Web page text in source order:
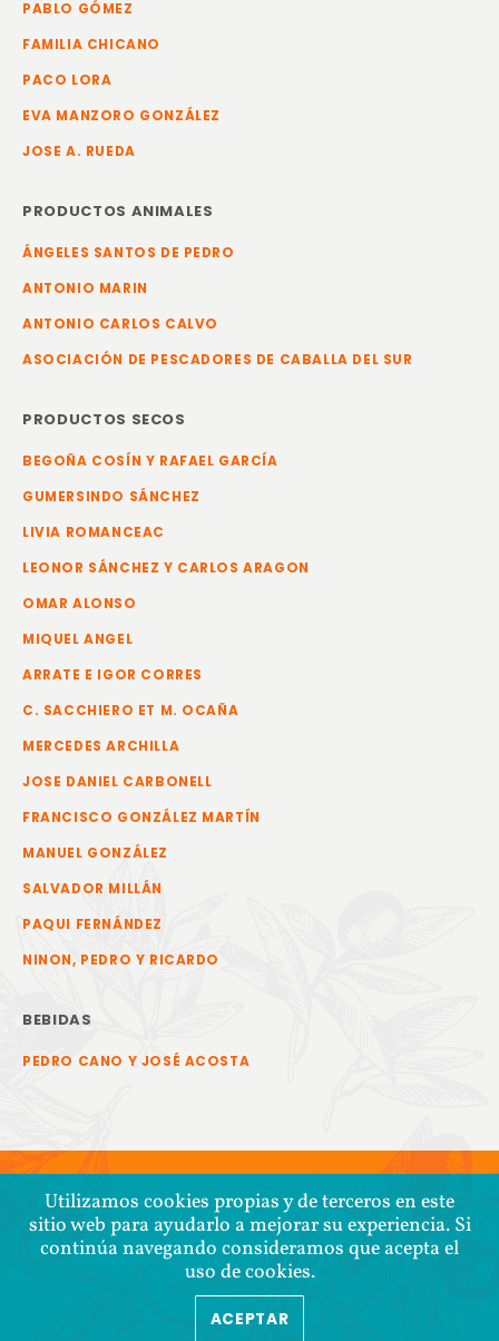
PABLO GÓMEZ
FAMILIA CHICANO
PACO LORA
EVA MANZORO GONZÁLEZ
JOSE A. RUEDA
PRODUCTOS ANIMALES
ÁNGELES SANTOS DE PEDRO
ANTONIO MARIN
ANTONIO CARLOS CALVO
ASOCIACIÓN DE PESCADORES DE CABALLA DEL SUR
PRODUCTOS SECOS
BEGOÑA COSÍN Y RAFAEL GARCÍA
GUMERSINDO SÁNCHEZ
LIVIA ROMANCEAC
LEONOR SÁNCHEZ Y CARLOS ARAGON
OMAR ALONSO
MIQUEL ANGEL
ARRATE E IGOR CORRES
C. SACCHIERO ET M. OCAÑA
MERCEDES ARCHILLA
JOSE DANIEL CARBONELL
FRANCISCO GONZÁLEZ MARTÍN
MANUEL GONZÁLEZ
SALVADOR MILLÁN
PAQUI FERNÁNDEZ
NINON, PEDRO Y RICARDO
BEBIDAS
PEDRO CANO Y JOSÉ ACOSTA
COPYRIGHT © 2026 COOPERATIVA TIERRA Y LIBERTAD
Utilizamos cookies propias y de terceros en este
sitio web para ayudarlo a mejorar su experiencia. Si
continúa navegando consideramos que acepta el
uso de cookies.
ACEPTAR